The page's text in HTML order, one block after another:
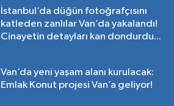
İstanbul’da düğün fotoğrafçısını
katleden zanlılar Van’da yakalandı!
Cinayetin detayları kan dondurdu...
Van’da yeni yaşam alanı kurulacak:
Emlak Konut projesi Van’a geliyor!